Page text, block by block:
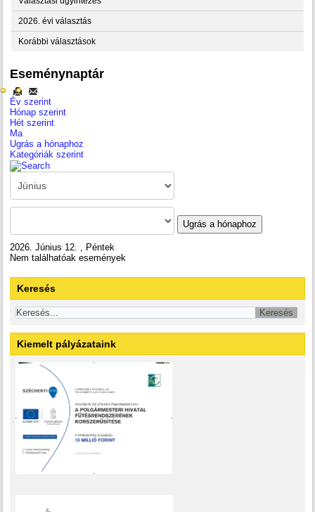
2026. évi választás
Korábbi választások
Eseménynaptár
Év szerint
Hónap szerint
Hét szerint
Ma
Ugrás a hónaphoz
Kategóriák szerint
Ugrás a hónaphoz
2026. Június 12. , Péntek
Nem találhatóak események
Keresés
Kiemelt pályázataink